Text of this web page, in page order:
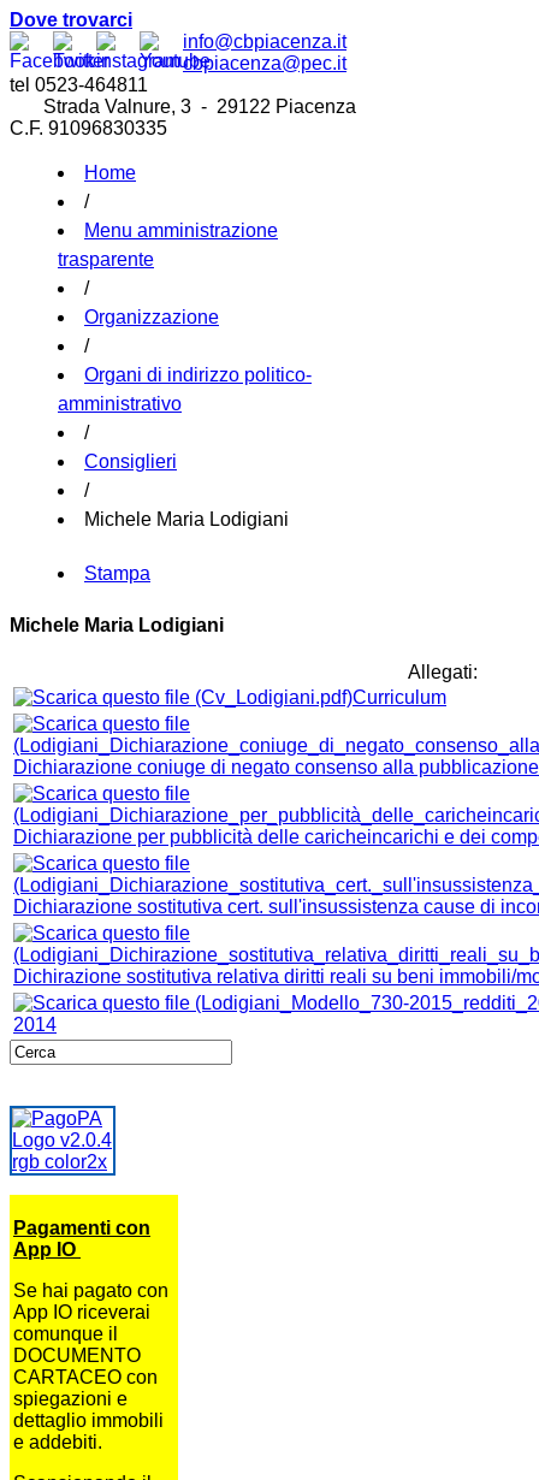
Dove trovarci
info@cbpiacenza.it
cbpiacenza@pec.it
tel 0523-464811
Strada Valnure, 3 - 29122 Piacenza
C.F. 91096830335
Home
/
Menu amministrazione
trasparente
/
Organizzazione
/
Organi di indirizzo politico-
amministrativo
/
Consiglieri
/
Michele Maria Lodigiani
Stampa
Michele Maria Lodigiani
Allegati:
Curriculum
Dichiarazione coniuge di negato consenso alla
Dichiarazione per pubblicità delle caricheincarichi e dei
Dichiarazione sostitutiva cert. sull'insussistenza cause di
Dichirazione sostitutiva relativa diritti reali su beni immobili/
2014
Pagamenti con
App IO
Se hai pagato con
App IO riceverai
comunque il
DOCUMENTO
CARTACEO con
spiegazioni e
dettaglio immobili
e addebiti.